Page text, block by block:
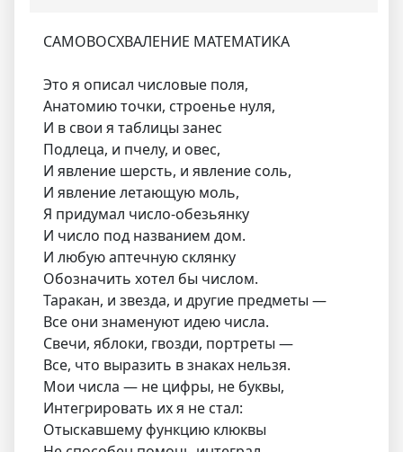
САМОВОСХВАЛЕНИЕ МАТЕМАТИКА
Это я описал числовые поля,
Анатомию точки, строенье нуля,
И в свои я таблицы занес
Подлеца, и пчелу, и овес,
И явление шерсть, и явление соль,
И явление летающую моль,
Я придумал число-обезьянку
И число под названием дом.
И любую аптечную склянку
Обозначить хотел бы числом.
Таракан, и звезда, и другие предметы —
Все они знаменуют идею числа.
Свечи, яблоки, гвозди, портреты —
Все, что выразить в знаках нельзя.
Мои числа — не цифры, не буквы,
Интегрировать их я не стал:
Отыскавшему функцию клюквы